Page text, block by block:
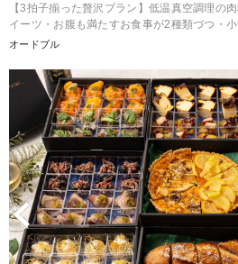
【3拍子揃った贅沢プラン】低温真空調理の
イーツ・お腹も満たすお食事が2種類づつ・
オードブル
Previous